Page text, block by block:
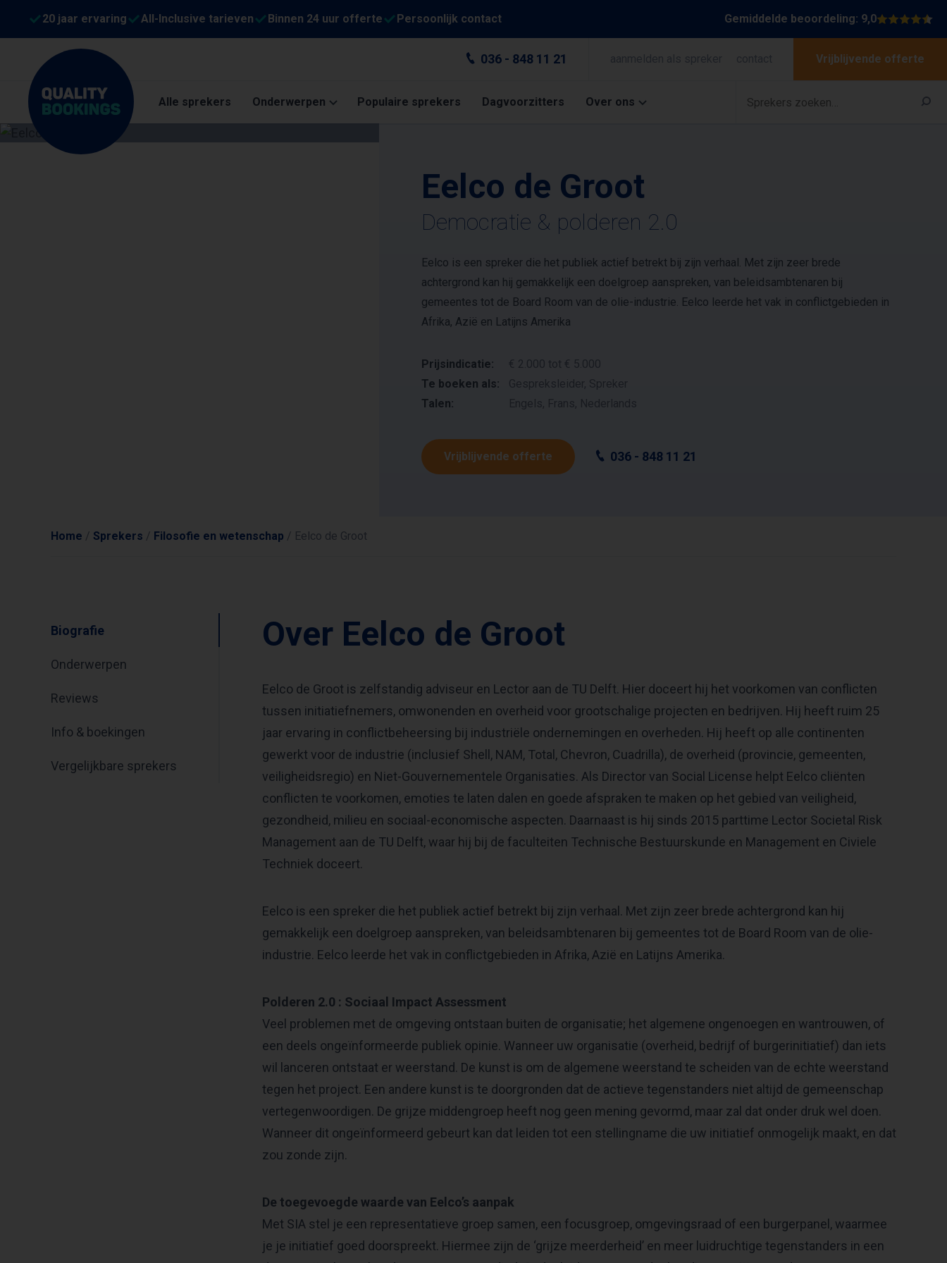
20 jaar ervaring All-Inclusive tarieven Binnen 24 uur offerte Persoonlijk contact Gemiddelde beoordeling: 9,0
036 - 848 11 21 Vrijblijvende offerte
Alle sprekers Onderwerpen Populaire sprekers Dagvoorzitters Over ons
Eelco de Groot
Democratie & polderen 2.0
Eelco is een spreker die het publiek actief betrekt bij zijn verhaal. Met zijn zeer brede
achtergrond kan hij gemakkelijk een doelgroep aanspreken, van beleidsambtenaren bij
gemeentes tot de Board Room van de olie-industrie. Eelco leerde het vak in conflictgebieden in
Afrika, Azië en Latijns Amerika
Prijsindicatie:
€ 2.000 tot € 5.000
Te boeken als:
Gespreksleider, Spreker
Talen:
Vrijblijvende offerte 036 - 848 11 21
Home / Sprekers / Filosofie en wetenschap / Eelco de Groot
Biografie
Onderwerpen
Reviews
Info & boekingen
Vergelijkbare sprekers
Over Eelco de Groot
Eelco de Groot is zelfstandig adviseur en Lector aan de TU Delft. Hier doceert hij het voorkomen van conflicten
tussen initiatiefnemers, omwonenden en overheid voor grootschalige projecten en bedrijven. Hij heeft ruim 25
jaar ervaring in conflictbeheersing bij industriële ondernemingen en overheden. Hij heeft op alle continenten
gewerkt voor de industrie (inclusief Shell, NAM, Total, Chevron, Cuadrilla), de overheid (provincie, gemeenten,
veiligheidsregio) en Niet-Gouvernementele Organisaties. Als Director van Social License helpt Eelco cliënten
conflicten te voorkomen, emoties te laten dalen en goede afspraken te maken op het gebied van veiligheid,
gezondheid, milieu en sociaal-economische aspecten. Daarnaast is hij sinds 2015 parttime Lector Societal Risk
Management aan de TU Delft, waar hij bij de faculteiten Technische Bestuurskunde en Management en Civiele
Techniek doceert.
Eelco is een spreker die het publiek actief betrekt bij zijn verhaal. Met zijn zeer brede achtergrond kan hij
gemakkelijk een doelgroep aanspreken, van beleidsambtenaren bij gemeentes tot de Board Room van de olie-
industrie. Eelco leerde het vak in conflictgebieden in Afrika, Azië en Latijns Amerika.
Polderen 2.0 : Sociaal Impact Assessment
Veel problemen met de omgeving ontstaan buiten de organisatie; het algemene ongenoegen en wantrouwen, of
een deels ongeïnformeerde publiek opinie. Wanneer uw organisatie (overheid, bedrijf of burgerinitiatief) dan iets
wil lanceren ontstaat er weerstand. De kunst is om de algemene weerstand te scheiden van de echte weerstand
tegen het project. Een andere kunst is te doorgronden dat de actieve tegenstanders niet altijd de gemeenschap
vertegenwoordigen. De grijze middengroep heeft nog geen mening gevormd, maar zal dat onder druk wel doen.
Wanneer dit ongeïnformeerd gebeurt kan dat leiden tot een stellingname die uw initiatief onmogelijk maakt, en dat
zou zonde zijn.
De toegevoegde waarde van Eelco’s aanpak
Met SIA stel je een representatieve groep samen, een focusgroep, omgevingsraad of een burgerpanel, waarmee
je je initiatief goed doorspreekt. Hiermee zijn de ‘grijze meerderheid’ en meer luidruchtige tegenstanders in een